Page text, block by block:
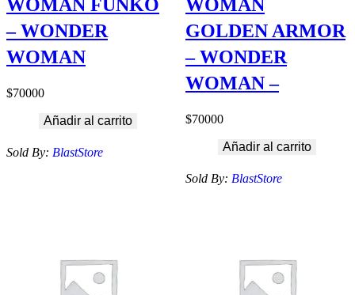
WOMAN FUNKO
– WONDER
WOMAN
$70000
Añadir al carrito
Sold By: BlastStore
WOMAN
GOLDEN ARMOR
– WONDER
WOMAN –
$70000
Añadir al carrito
Sold By: BlastStore